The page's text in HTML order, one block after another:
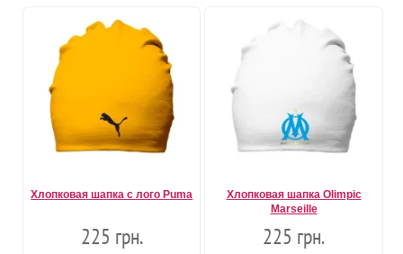
Хлопковая шапка с лого Puma
225 грн.
Хлопковая шапка Olimpic
Marseille
225 грн.